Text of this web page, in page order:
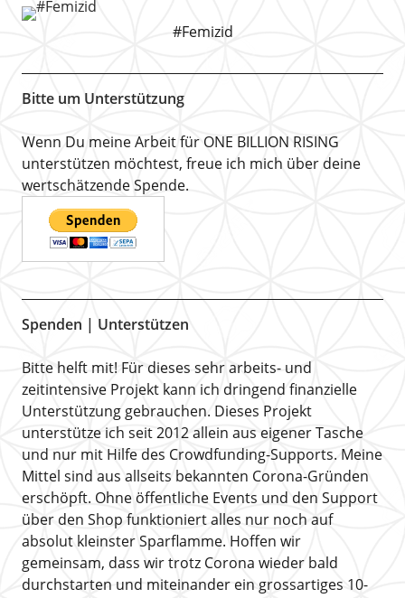
#Femizid
Bitte um Unterstützung
Wenn Du meine Arbeit für ONE BILLION RISING
unterstützen möchtest, freue ich mich über deine
wertschätzende Spende.
Spenden | Unterstützen
Bitte helft mit! Für dieses sehr arbeits- und
zeitintensive Projekt kann ich dringend finanzielle
Unterstützung gebrauchen. Dieses Projekt
unterstütze ich seit 2012 allein aus eigener Tasche
und nur mit Hilfe des Crowdfunding-Supports. Meine
Mittel sind aus allseits bekannten Corona-Gründen
erschöpft. Ohne öffentliche Events und den Support
über den Shop funktioniert alles nur noch auf
absolut kleinster Sparflamme. Hoffen wir
gemeinsam, dass wir trotz Corona wieder bald
durchstarten und miteinander ein grossartiges 10-